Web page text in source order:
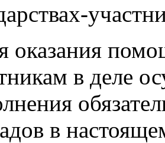
оказания
в деле
в